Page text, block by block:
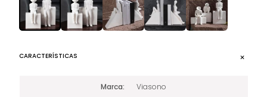
CARACTERÍSTICAS
Marca Viasono